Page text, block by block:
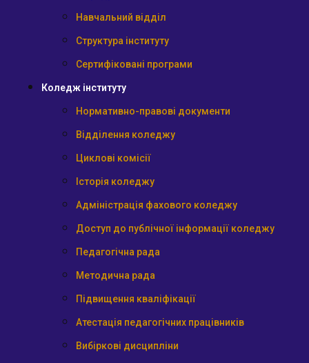
Навчальний відділ
Структура інституту
Сертифіковані програми
Коледж інституту
Нормативно-правові документи
Відділення коледжу
Циклові комісії
Історія коледжу
Адміністрація фахового коледжу
Доступ до публічної інформації коледжу
Педагогічна рада
Методична рада
Підвищення кваліфікації
Атестація педагогічних працівників
Вибіркові дисципліни